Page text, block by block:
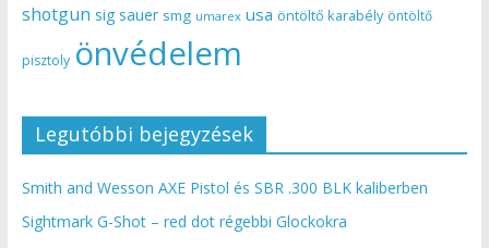
shotgun sig sauer smg umarex usa öntöltő karabély öntöltő
pisztoly önvédelem
Legutóbbi bejegyzések
Smith and Wesson AXE Pistol és SBR .300 BLK kaliberben
Sightmark G-Shot – red dot régebbi Glockokra